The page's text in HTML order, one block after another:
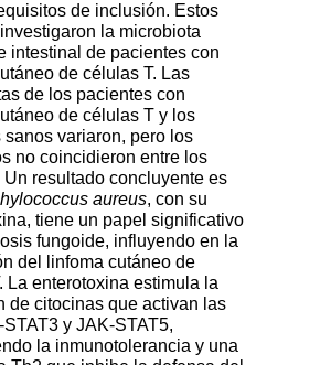
de inclusión. Estos
la microbiota
intestinal de pacientes con
de células T. Las
de los pacientes con
de células T y los
sanos variaron, pero los
no coincidieron entre los
Un resultado concluyente es
aureus, con su
tiene un papel significativo
fungoide, influyendo en la
del linfoma cutáneo de
La enterotoxina estimula la
de citocinas que activan las
y JAK-STAT5,
la inmunotolerancia y una